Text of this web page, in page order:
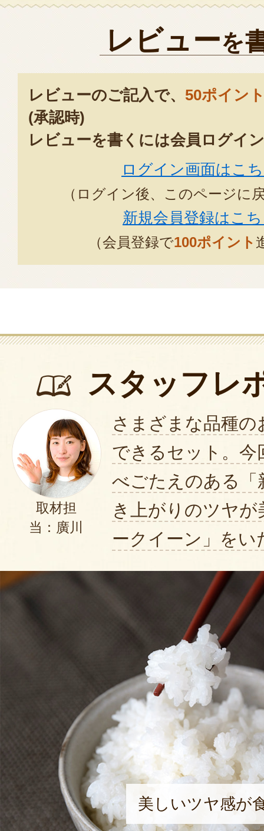
レビューを
レビューのご記入で、 50ポイン
(承認時)
レビューを書くには会員ログイ
ログイン画面はこ
（ログイン後、このページに
新規会員登録はこ
（会員登録で100ポイント
スタッフレ
取材担
当：廣川
さまざまな品種
できるセット。今
べごたえのある「
き上がりのツヤ
ークイーン」をい
美しいツヤ感が